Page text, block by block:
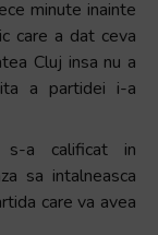
minute inainte
care a dat ceva
Cluj insa nu a
a partidei i-a
s-a calificat in
sa intalneasca
care va avea